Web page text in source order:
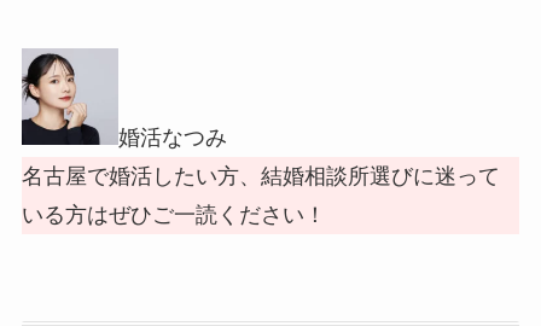
婚活なつみ
名古屋で婚活したい方、結婚相談所選びに迷って
いる方はぜひご一読ください！